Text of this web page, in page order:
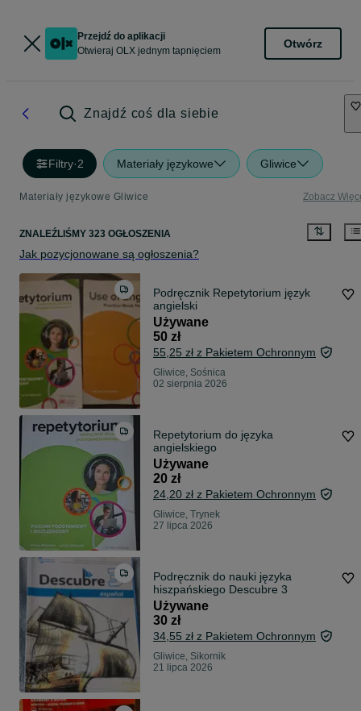
Przejdź do aplikacji
Otwieraj OLX jednym tapnięciem
Otwórz
Znajdź coś dla siebie
Filtry·2 Materiały językowe Gliwice
Materiały językowe Gliwice Zobacz
ZNALEŹLIŚMY 323 OGŁOSZENIA
Jak pozycjonowane są ogłoszenia?
Podręcznik Repetytorium język
angielski
Używane
50 zł
55,25 zł z Pakietem Ochronnym
Gliwice, Sośnica
02 sierpnia 2026
Repetytorium do języka
angielskiego
Używane
20 zł
24,20 zł z Pakietem Ochronnym
Gliwice, Trynek
27 lipca 2026
Podręcznik do nauki języka
hiszpańskiego Descubre 3
Używane
30 zł
34,55 zł z Pakietem Ochronnym
Gliwice, Sikornik
21 lipca 2026